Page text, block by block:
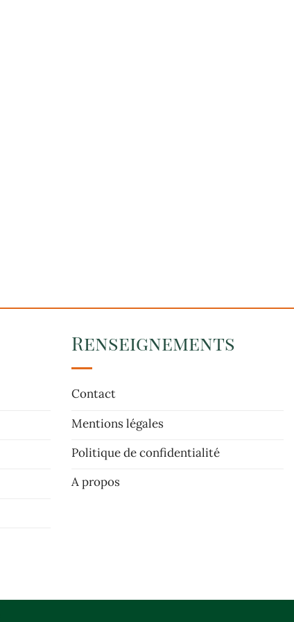
Renseignements
Contact
Mentions légales
Politique de confidentialité
A propos